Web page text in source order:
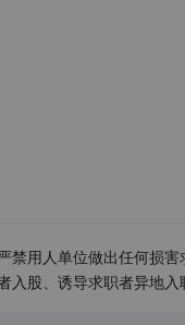
禁用人单位做出任何损
入股、诱导求职者异地